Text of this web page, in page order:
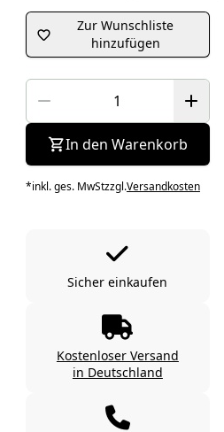
Zur Wunschliste
hinzufügen
In den Warenkorb
*inkl. ges. MwStzzgl.Versandkosten
Sicher einkaufen
Kostenloser Versand
in Deutschland